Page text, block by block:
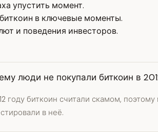
упустить момент.
в ключевые моменты.
и поведения инвесторов.
люди не покупали биткоин в
году биткоин считали скамом,
в неё.